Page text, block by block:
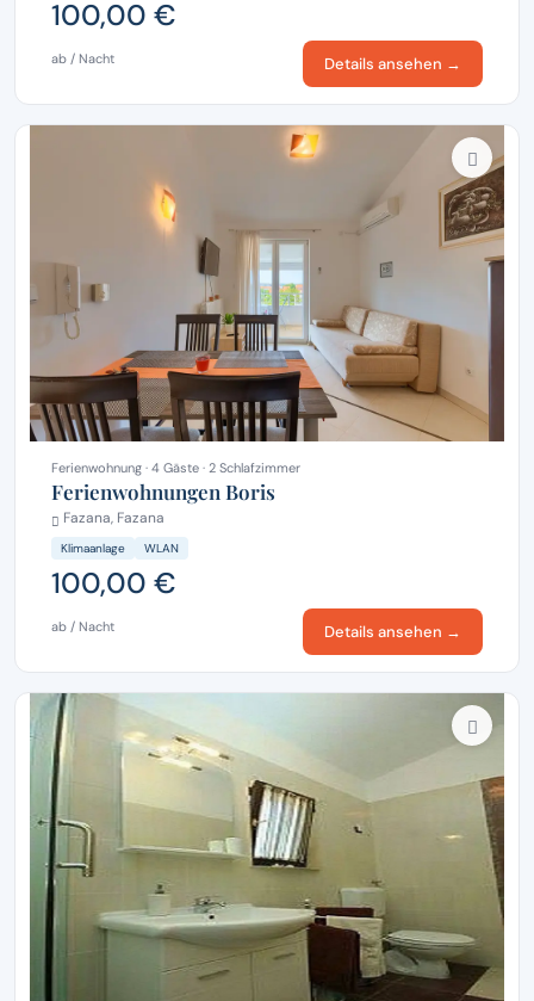
100,00 €
ab / Nacht Details ansehen →
Ferienwohnung · 4 Gäste · 2 Schlafzimmer
Ferienwohnungen Boris
Fazana, Fazana
Klimaanlage WLAN
100,00 €
ab / Nacht Details ansehen →